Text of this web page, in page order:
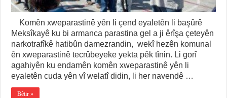
Komên xweparastinê yên li çend eyaletên li başûrê
Meksîkayê ku bi armanca parastina gel a ji êrîşa çeteyên
narkotrafîkê hatibûn damezrandin, wekî hezên komunal
ên xweparastinê tecrûbeyeke yekta pêk tînin. Li gorî
agahiyên ku endamên komên xweparastinê yên li
eyaletên cuda yên vî welatî didin, li her navendê …
Bêtir »